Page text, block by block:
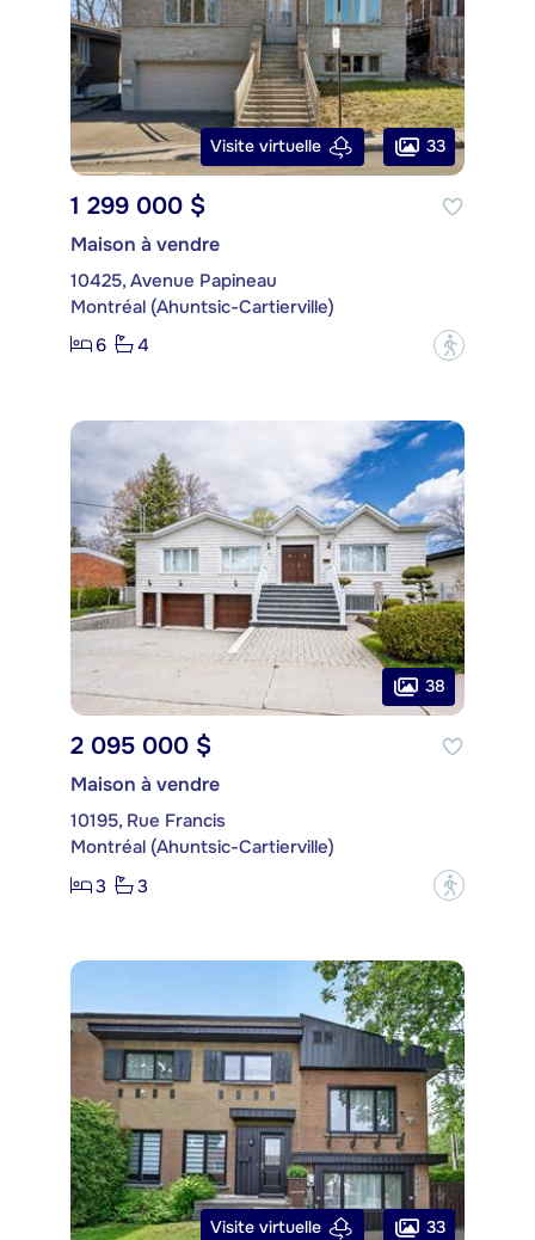
Visite virtuelle 33
1 299 000 $
Maison à vendre
10425, Avenue Papineau
Montréal (Ahuntsic-Cartierville)
6
4 ?
38
2 095 000 $
Maison à vendre
10195, Rue Francis
Montréal (Ahuntsic-Cartierville)
3
3 ?
Visite virtuelle 33